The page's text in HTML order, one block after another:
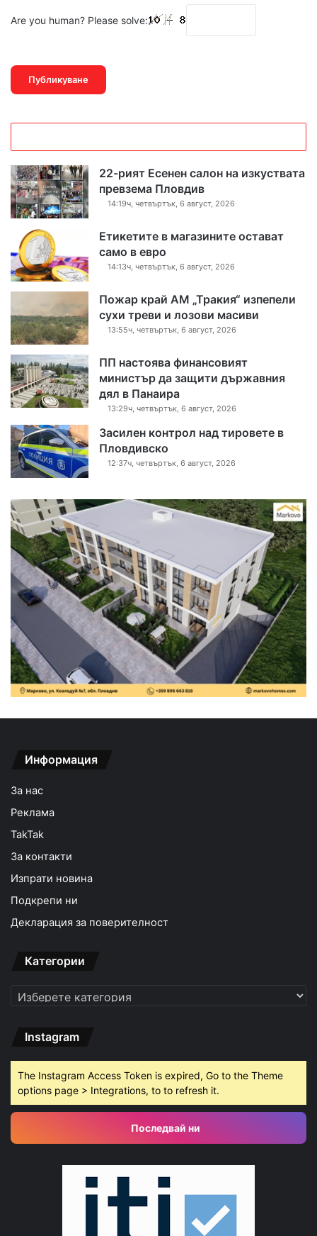
Are you human? Please solve:
22-рият Есенен салон на изкуствата
превзема Пловдив
14:19ч, четвъртък, 6 август, 2026
Етикетите в магазините остават
само в евро
14:13ч, четвъртък, 6 август, 2026
Пожар край АМ „Тракия“ изпепели
сухи треви и лозови масиви
13:55ч, четвъртък, 6 август, 2026
ПП настоява финансовият
министър да защити държавния
дял в Панаира
13:29ч, четвъртък, 6 август, 2026
Засилен контрол над тировете в
Пловдивско
12:37ч, четвъртък, 6 август, 2026
Информация
За нас
Реклама
TakTak
За контакти
Изпрати новина
Подкрепи ни
Декларация за поверителност
Категории
Категории
Instagram
The Instagram Access Token is expired, Go to the Theme
options page > Integrations, to to refresh it.
Последвай ни